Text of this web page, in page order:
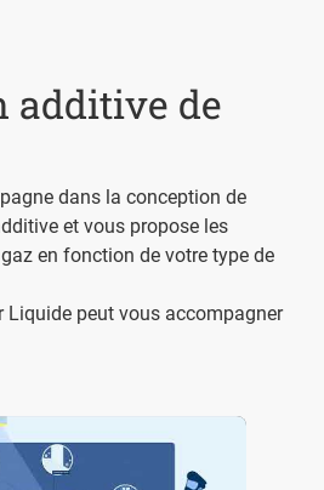
additive de
dans la conception de
et vous propose les
en fonction de votre type de
Liquide peut vous accompagner